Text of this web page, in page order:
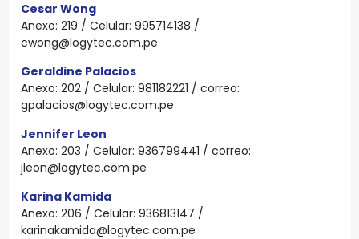
Cesar Wong
Anexo: 219 / Celular: 995714138 /
cwong@logytec.com.pe
Geraldine Palacios
Anexo: 202 / Celular: 981182221 / correo:
gpalacios@logytec.com.pe
Jennifer Leon
Anexo: 203 / Celular: 936799441 / correo:
jleon@logytec.com.pe
Karina Kamida
Anexo: 206 / Celular: 936813147 /
karinakamida@logytec.com.pe